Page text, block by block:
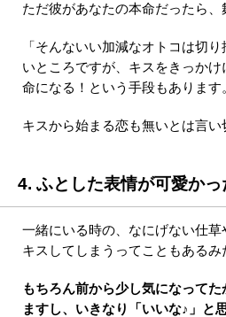
ただ彼があなたの本命だったら、
「そんないい加減なオトコは切
いところですが、キスをきっか
命になる！という手段もあります
キスから始まる恋も無いとは言い
4. ふとした表情が可愛かっ
一緒にいる時の、なにげない仕
キスしてしまうってこともあるみ
もちろん前から少し気になって
ますし、いきなり「いいな♪」と